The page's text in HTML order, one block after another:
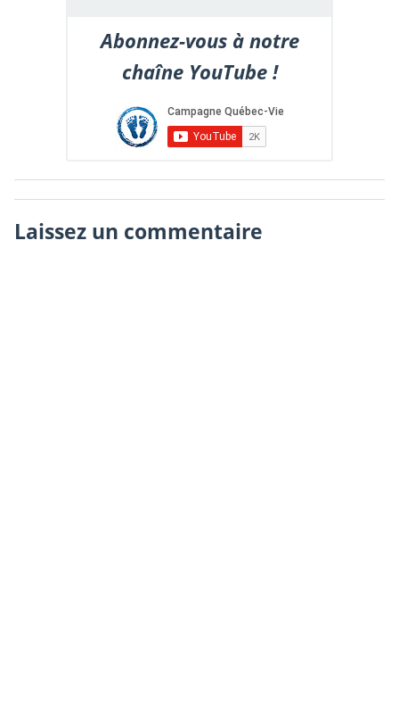
Abonnez-vous à notre
chaîne YouTube !
Laissez un commentaire